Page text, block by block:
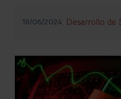
18/06/2024 Desarrollo de
Ver
imagen
más
grande